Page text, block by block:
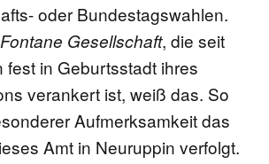
oder Bundestagswahlen.
Gesellschaft, die seit
fest in Geburtsstadt ihres
verankert ist, weiß das. So
Aufmerksamkeit das
Amt in Neuruppin verfolgt.